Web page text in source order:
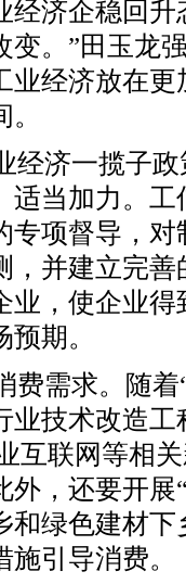
经济企稳回
变。”田玉龙
业经济放在
经济一揽子
适当加力。
专项督导，
，并建立完
业，使企业
期。
费需求。随
业技术改造
互联网等相
外，还要开展
和绿色建材
引导消费。